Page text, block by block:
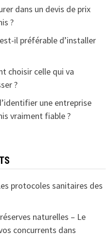
dans un devis de prix
?
il préférable d’installer
choisir celle qui va
?
une entreprise
vraiment fiable ?
protocoles sanitaires des
naturelles – Le
concurrents dans